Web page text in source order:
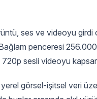
ses ve videoyu girdi
penceresi
sesli videoyu
görsel-işitsel veri